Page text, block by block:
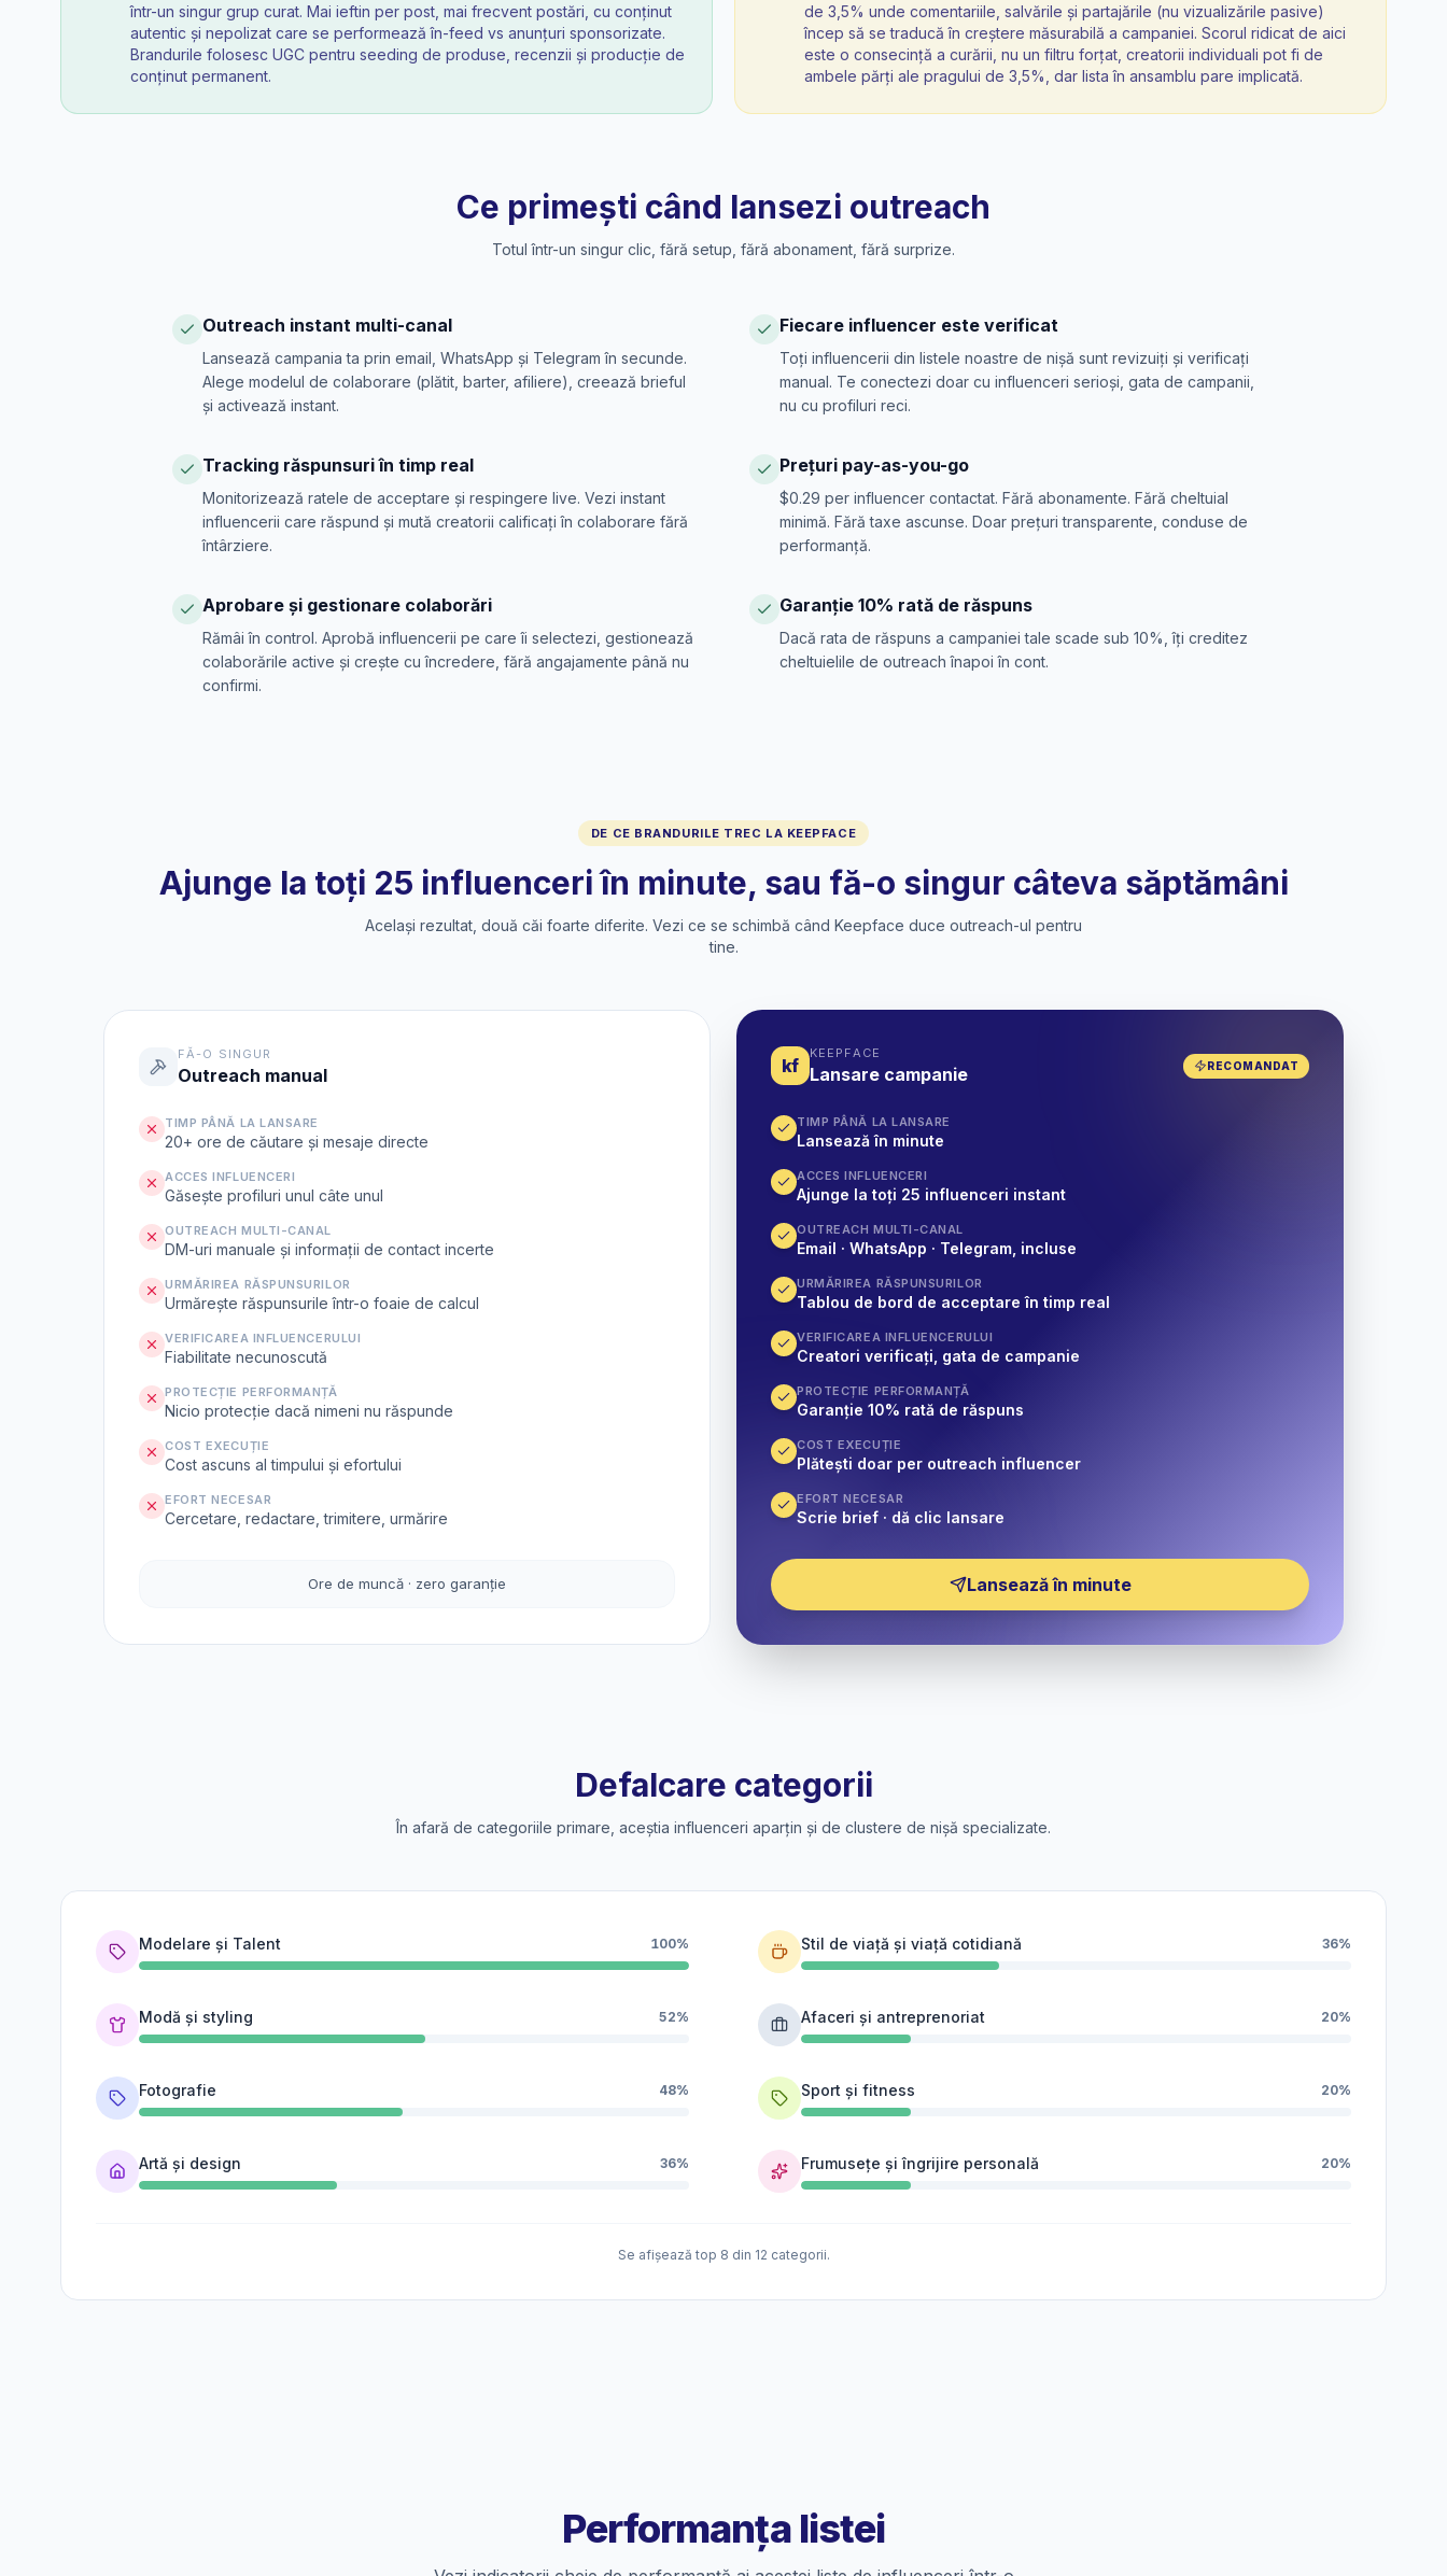
într-un singur grup curat. Mai ieftin per post, mai frecvent postări, cu conținut
autentic și nepolizat care se performează în-feed vs anunțuri sponsorizate.
Brandurile folosesc UGC pentru seeding de produse, recenzii și producție de
conținut permanent.
de 3,5% unde comentariile, salvările și partajările (nu vizualizările pasive)
încep să se traducă în creștere măsurabilă a campaniei. Scorul ridicat de aici
este o consecință a curării, nu un filtru forțat, creatorii individuali pot fi de
ambele părți ale pragului de 3,5%, dar lista în ansamblu pare implicată.
Ce primești când lansezi outreach
Totul într-un singur clic, fără setup, fără abonament, fără surprize.
Outreach instant multi-canal
Lansează campania ta prin email, WhatsApp și Telegram în secunde.
Alege modelul de colaborare (plătit, barter, afiliere), creează brieful
și activează instant.
Fiecare influencer este verificat
Toți influencerii din listele noastre de nișă sunt revizuiți și verificați
manual. Te conectezi doar cu influenceri serioși, gata de campanii,
nu cu profiluri reci.
Tracking răspunsuri în timp real
Monitorizează ratele de acceptare și respingere live. Vezi instant
influencerii care răspund și mută creatorii calificați în colaborare fără
întârziere.
Prețuri pay-as-you-go
$0.29 per influencer contactat. Fără abonamente. Fără cheltuial
minimă. Fără taxe ascunse. Doar prețuri transparente, conduse de
performanță.
Aprobare și gestionare colaborări
Rămâi în control. Aprobă influencerii pe care îi selectezi, gestionează
colaborările active și crește cu încredere, fără angajamente până nu
confirmi.
Garanție 10% rată de răspuns
Dacă rata de răspuns a campaniei tale scade sub 10%, îți creditez
cheltuielile de outreach înapoi în cont.
DE CE BRANDURILE TREC LA KEEPFACE
Ajunge la toți 25 influenceri în minute, sau fă-o singur câteva săptămâni
Același rezultat, două căi foarte diferite. Vezi ce se schimbă când Keepface duce outreach-ul pentru
tine.
kf
KEEPFACE
Lansare campanie RECOMANDAT
TIMP PÂNĂ LA LANSARE
Lansează în minute
ACCES INFLUENCERI
Ajunge la toți 25 influenceri instant
OUTREACH MULTI-CANAL
Email · WhatsApp · Telegram, incluse
URMĂRIREA RĂSPUNSURILOR
Tablou de bord de acceptare în timp real
VERIFICAREA INFLUENCERULUI
Creatori verificați, gata de campanie
PROTECȚIE PERFORMANȚĂ
Garanție 10% rată de răspuns
COST EXECUȚIE
Plătești doar per outreach influencer
EFORT NECESAR
Scrie brief · dă clic lansare
Lansează în minute
FĂ-O SINGUR
Outreach manual
TIMP PÂNĂ LA LANSARE
20+ ore de căutare și mesaje directe
ACCES INFLUENCERI
Găsește profiluri unul câte unul
OUTREACH MULTI-CANAL
DM-uri manuale și informații de contact incerte
URMĂRIREA RĂSPUNSURILOR
Urmărește răspunsurile într-o foaie de calcul
VERIFICAREA INFLUENCERULUI
Fiabilitate necunoscută
PROTECȚIE PERFORMANȚĂ
Nicio protecție dacă nimeni nu răspunde
COST EXECUȚIE
Cost ascuns al timpului și efortului
EFORT NECESAR
Cercetare, redactare, trimitere, urmărire
Ore de muncă · zero garanție
Defalcare categorii
În afară de categoriile primare, aceștia influenceri aparțin și de clustere de nișă specializate.
Modelare și Talent 100%
Modă și styling 52%
Fotografie 48%
Artă și design 36%
Stil de viață și viață cotidiană 36%
Afaceri și antreprenoriat 20%
Sport și fitness 20%
Frumusețe și îngrijire personală 20%
Se afișează top 8 din 12 categorii.
Performanța listei